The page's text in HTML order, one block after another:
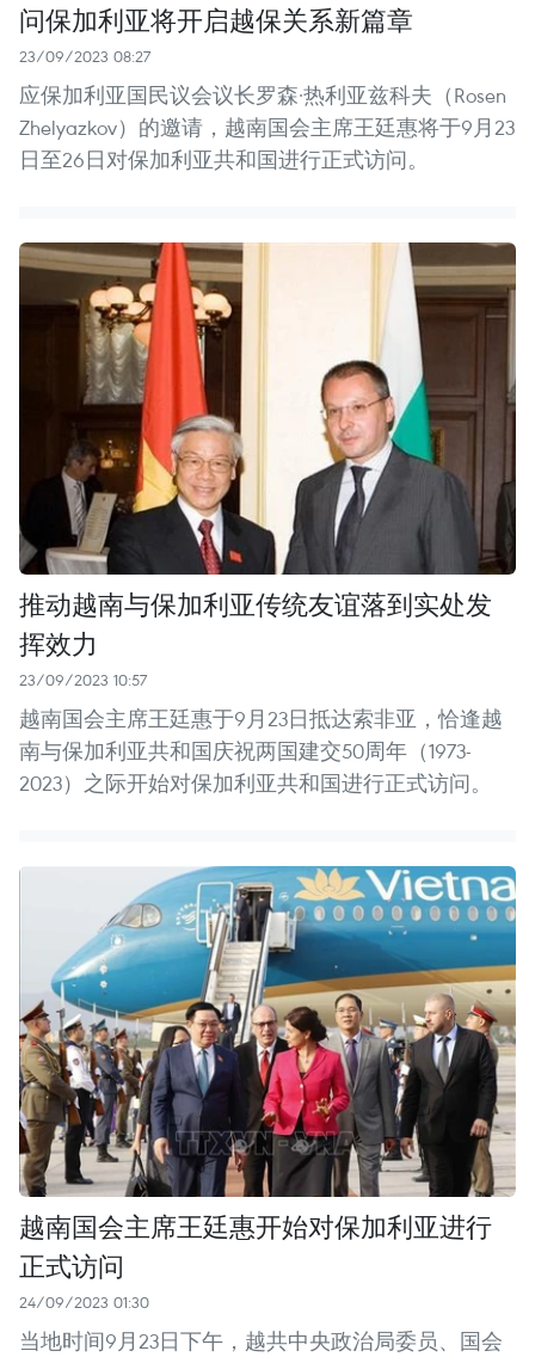
问保加利亚将开启越保关系新篇章
23/09/2023 08:27
应保加利亚国民议会议长罗森·热利亚兹科夫（Rosen
Zhelyazkov）的邀请，越南国会主席王廷惠将于9月23
日至26日对保加利亚共和国进行正式访问。
推动越南与保加利亚传统友谊落到实处发
挥效力
23/09/2023 10:57
越南国会主席王廷惠于9月23日抵达索非亚，恰逢越
南与保加利亚共和国庆祝两国建交50周年（1973-
2023）之际开始对保加利亚共和国进行正式访问。
越南国会主席王廷惠开始对保加利亚进行
正式访问
24/09/2023 01:30
当地时间9月23日下午，越共中央政治局委员、国会